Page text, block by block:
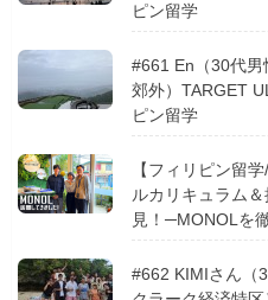
ピン留学
#661 En（30代男
郊外）TARGET
ピン留学
【フィリピン留
ルカリキュラム
見！─MONOLを
#662 KIMIさん（